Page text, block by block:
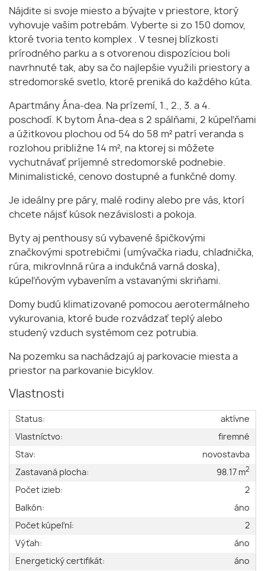
Nájdite si svoje miesto a bývajte v priestore, ktorý
vyhovuje vašim potrebám. Vyberte si zo 150 domov,
ktoré tvoria tento komplex . V tesnej blízkosti
prírodného parku a s otvorenou dispozíciou boli
navrhnuté tak, aby sa čo najlepšie využili priestory a
stredomorské svetlo, ktoré preniká do každého kúta.
Apartmány Ána-dea. Na prízemí, 1., 2., 3. a 4.
poschodí. K bytom Ána-dea s 2 spálňami, 2 kúpeľňami
a úžitkovou plochou od 54 do 58 m² patrí veranda s
rozlohou približne 14 m², na ktorej si môžete
vychutnávať príjemné stredomorské podnebie.
Minimalistické, cenovo dostupné a funkčné domy.
Je ideálny pre páry, malé rodiny alebo pre vás, ktorí
chcete nájsť kúsok nezávislosti a pokoja.
Byty aj penthousy sú vybavené špičkovými
značkovými spotrebičmi (umývačka riadu, chladnička,
rúra, mikrovlnná rúra a indukčná varná doska),
kúpeľňovým vybavením a vstavanými skriňami.
Domy budú klimatizované pomocou aerotermálneho
vykurovania, ktoré bude rozvádzať teplý alebo
studený vzduch systémom cez potrubia.
Na pozemku sa nachádzajú aj parkovacie miesta a
priestor na parkovanie bicyklov.
Vlastnosti
Status:
aktívne
Vlastníctvo:
firemné
Stav:
novostavba
Zastavaná plocha:
98.17 m2
Počet izieb:
2
Balkón:
áno
Počet kúpeľní:
2
Výťah:
áno
Energetický certifikát:
áno